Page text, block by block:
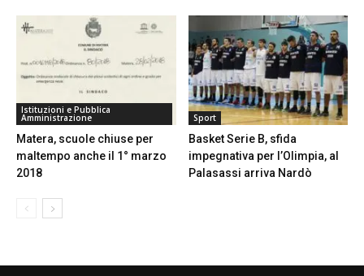
Istituzioni e Pubblica
Amministrazione
Matera, scuole chiuse per
maltempo anche il 1° marzo
2018
Sport
Basket Serie B, sfida
impegnativa per l’Olimpia, al
Palasassi arriva Nardò